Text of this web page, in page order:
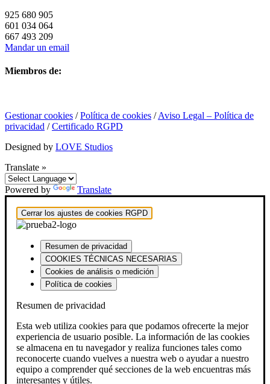
925 680 905
601 034 064
667 493 209
Mandar un email
Miembros de:
Gestionar cookies /Política de cookies /Aviso Legal – Política de
privacidad /Certificado RGPD
Designed by LOVE Studios
Translate »
Powered by Translate
Cerrar los ajustes de cookies RGPD
Resumen de privacidad
COOKIES TÉCNICAS NECESARIAS
Cookies de análisis o medición
Política de cookies
Resumen de privacidad
Esta web utiliza cookies para que podamos ofrecerte la mejor
experiencia de usuario posible. La información de las cookies
se almacena en tu navegador y realiza funciones tales como
reconocerte cuando vuelves a nuestra web o ayudar a nuestro
equipo a comprender qué secciones de la web encuentras más
interesantes y útiles.